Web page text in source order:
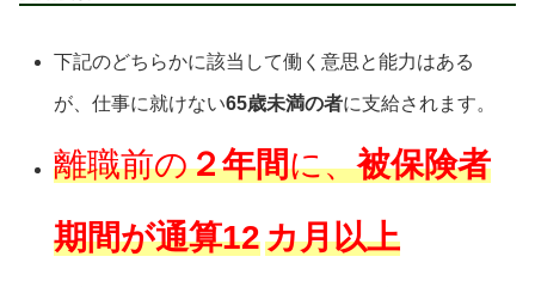
下記のどちらかに該当して働く意思と能力はある
が、仕事に就けない65歳未満の者に支給されます。
離職前の２年間に、被保険者
期間が通算12カ月以上